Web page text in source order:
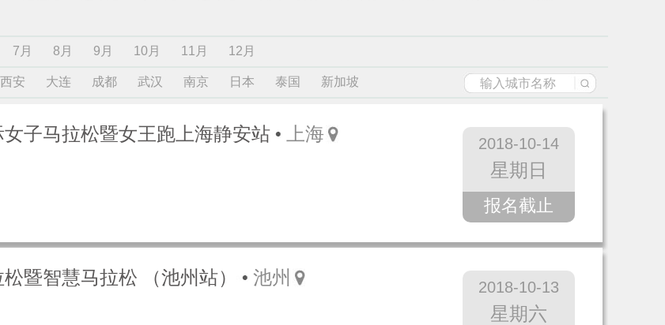
7月 8月 9月 10月 11月 12月
西安 大连 成都 武汉 南京 日本 泰国 新加坡
女子马拉松暨女王跑上海静安站 上海 2018-10-14
星期日
报名截止
暨智慧马拉松 （池州站） 池州 2018-10-13
星期六